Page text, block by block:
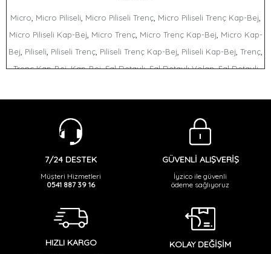
Micro, Micro Piliseli, Micro Piliseli Trenç, Micro Piliseli Trenç Kap-Bej,
Micro Piliseli Kap-Bej, Micro Trenç, Micro Trenç Kap-Bej, Micro Kap-
Bej, Piliseli, Piliseli Trenç, Piliseli Trenç Kap-Bej, Piliseli Kap-Bej, Trenç,
Trenç Kap-Bej, Kap-Bej, Şal Detaylı, Şal Detaylı Volan, Şal Detaylı
Elbise-petrol, Şal Elbise-petrol, Detaylı, Detaylı Volan, Detaylı Volan
Detaylı Elbise-petrol Volan Elbise-petrol
7/24 DESTEK
Müşteri Hizmetleri
0541 887 39 16
GÜVENLİ ALIŞVERİŞ
İyzico ile güvenli
ödeme sağlıyoruz
HIZLI KARGO KOLAY DEĞİŞİM